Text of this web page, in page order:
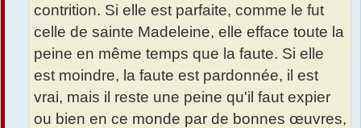
contrition. Si elle est parfaite, comme le fut
celle de sainte Madeleine, elle efface toute la
peine en même temps que la faute. Si elle
est moindre, la faute est pardonnée, il est
vrai, mais il reste une peine qu'il faut expier
ou bien en ce monde par de bonnes œuvres,